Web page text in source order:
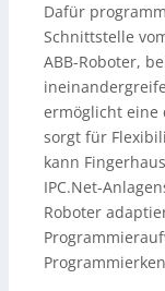
Dafür
Schnittstelle
ABB-Roboter,
ermöglicht eine
sorgt für
kann
IPC.Net-
Roboter